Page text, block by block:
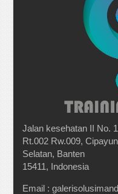
Jalan kesehatan II No.
Rt.002 Rw.009,
Selatan, Banten
15411, Indonesia
Email :